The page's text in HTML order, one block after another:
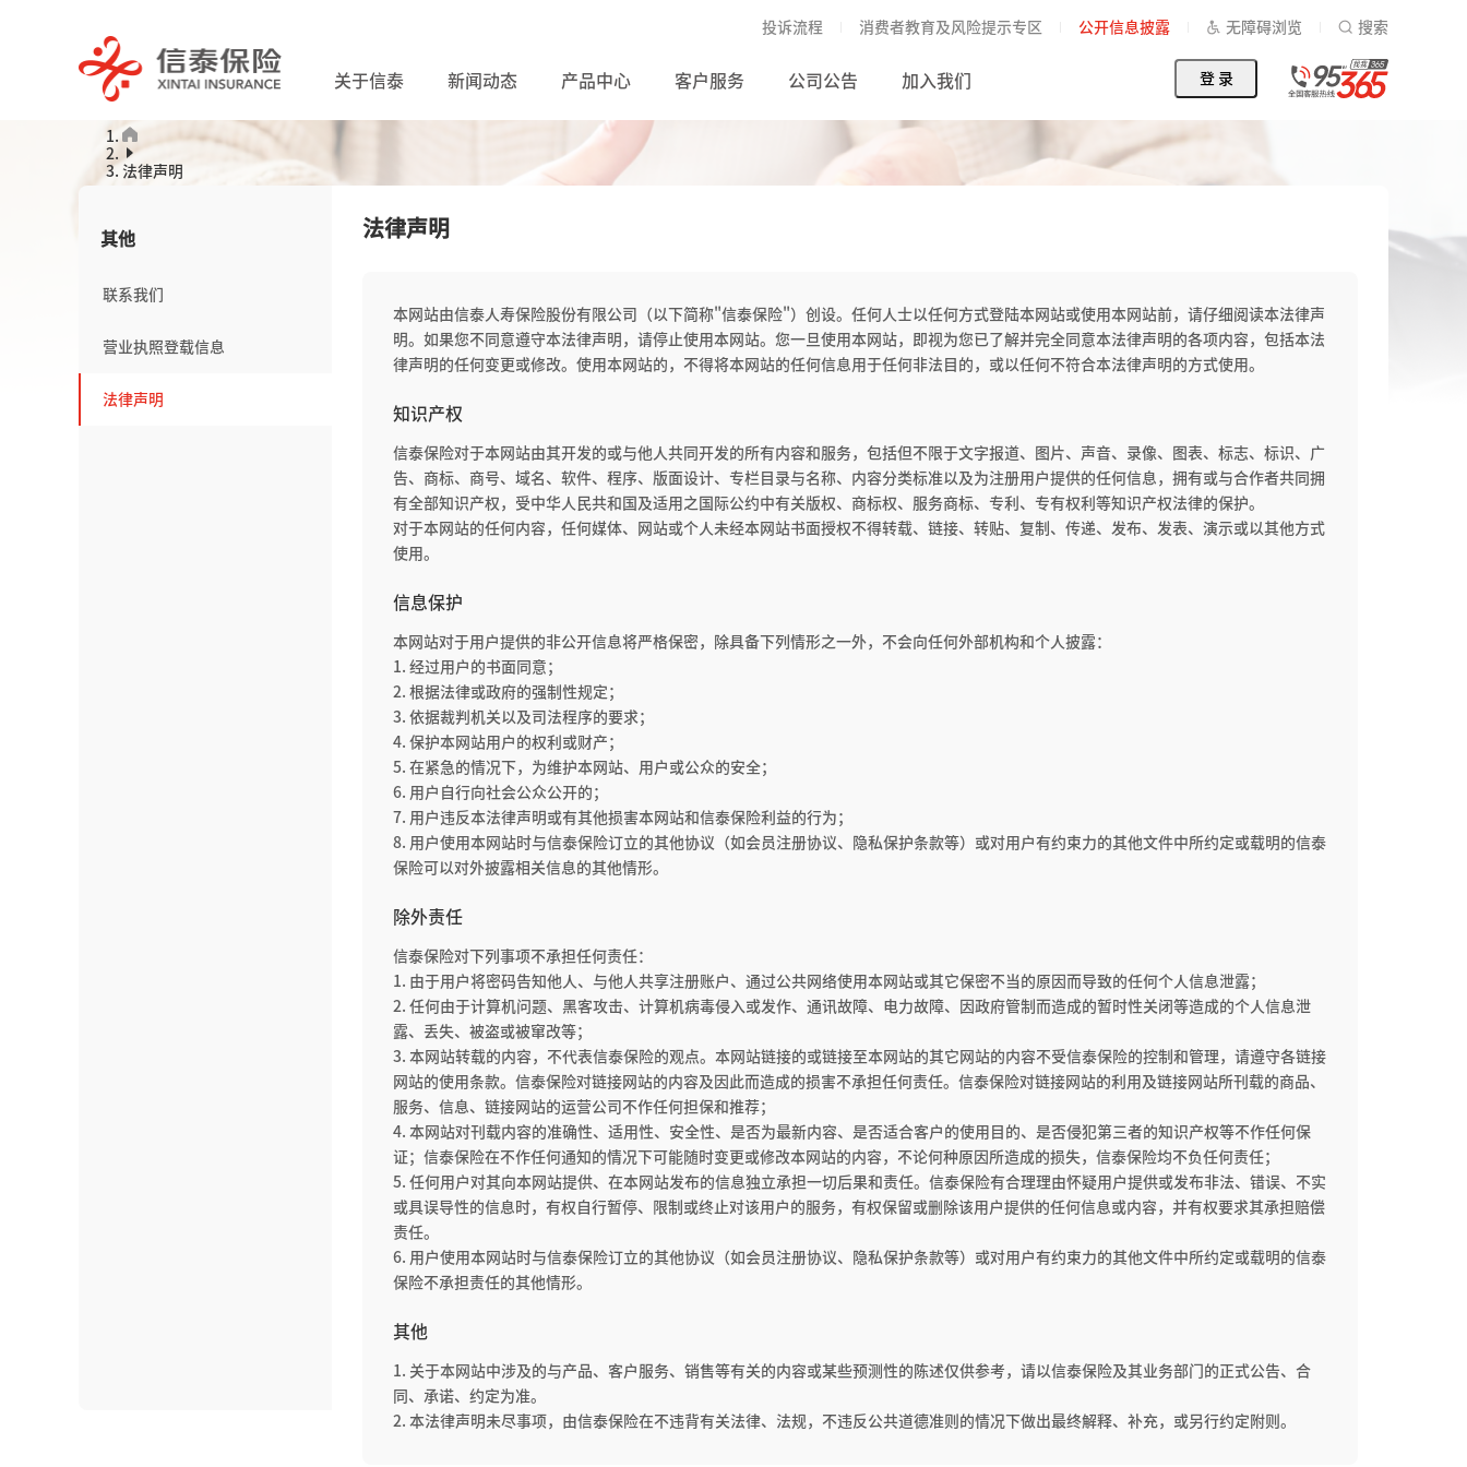
投诉流程 消费者教育及风险提示专区 公开信息披露 无障碍浏览 搜索
关于信泰 新闻动态 产品中心 客户服务 公司公告 加入我们 登 录
法律声明
其他
联系我们
营业执照登载信息
法律声明
法律声明
本网站由信泰人寿保险股份有限公司（以下简称"信泰保险"）创设。任何人士以任何方式登陆本网站或使用本网站前，请仔细阅读本法律声
明。如果您不同意遵守本法律声明，请停止使用本网站。您一旦使用本网站，即视为您已了解并完全同意本法律声明的各项内容，包括本法
律声明的任何变更或修改。使用本网站的，不得将本网站的任何信息用于任何非法目的，或以任何不符合本法律声明的方式使用。
知识产权
信泰保险对于本网站由其开发的或与他人共同开发的所有内容和服务，包括但不限于文字报道、图片、声音、录像、图表、标志、标识、广
告、商标、商号、域名、软件、程序、版面设计、专栏目录与名称、内容分类标准以及为注册用户提供的任何信息，拥有或与合作者共同拥
有全部知识产权，受中华人民共和国及适用之国际公约中有关版权、商标权、服务商标、专利、专有权利等知识产权法律的保护。
对于本网站的任何内容，任何媒体、网站或个人未经本网站书面授权不得转载、链接、转贴、复制、传递、发布、发表、演示或以其他方式
使用。
信息保护
本网站对于用户提供的非公开信息将严格保密，除具备下列情形之一外，不会向任何外部机构和个人披露：
1. 经过用户的书面同意；
2. 根据法律或政府的强制性规定；
3. 依据裁判机关以及司法程序的要求；
4. 保护本网站用户的权利或财产；
5. 在紧急的情况下，为维护本网站、用户或公众的安全；
6. 用户自行向社会公众公开的；
7. 用户违反本法律声明或有其他损害本网站和信泰保险利益的行为；
8. 用户使用本网站时与信泰保险订立的其他协议（如会员注册协议、隐私保护条款等）或对用户有约束力的其他文件中所约定或载明的信泰
保险可以对外披露相关信息的其他情形。
除外责任
信泰保险对下列事项不承担任何责任：
1. 由于用户将密码告知他人、与他人共享注册账户、通过公共网络使用本网站或其它保密不当的原因而导致的任何个人信息泄露；
2. 任何由于计算机问题、黑客攻击、计算机病毒侵入或发作、通讯故障、电力故障、因政府管制而造成的暂时性关闭等造成的个人信息泄
露、丢失、被盗或被窜改等；
3. 本网站转载的内容，不代表信泰保险的观点。本网站链接的或链接至本网站的其它网站的内容不受信泰保险的控制和管理，请遵守各链接
网站的使用条款。信泰保险对链接网站的内容及因此而造成的损害不承担任何责任。信泰保险对链接网站的利用及链接网站所刊载的商品、
服务、信息、链接网站的运营公司不作任何担保和推荐；
4. 本网站对刊载内容的准确性、适用性、安全性、是否为最新内容、是否适合客户的使用目的、是否侵犯第三者的知识产权等不作任何保
证；信泰保险在不作任何通知的情况下可能随时变更或修改本网站的内容，不论何种原因所造成的损失，信泰保险均不负任何责任；
5. 任何用户对其向本网站提供、在本网站发布的信息独立承担一切后果和责任。信泰保险有合理理由怀疑用户提供或发布非法、错误、不实
或具误导性的信息时，有权自行暂停、限制或终止对该用户的服务，有权保留或删除该用户提供的任何信息或内容，并有权要求其承担赔偿
责任。
6. 用户使用本网站时与信泰保险订立的其他协议（如会员注册协议、隐私保护条款等）或对用户有约束力的其他文件中所约定或载明的信泰
保险不承担责任的其他情形。
其他
1. 关于本网站中涉及的与产品、客户服务、销售等有关的内容或某些预测性的陈述仅供参考，请以信泰保险及其业务部门的正式公告、合
同、承诺、约定为准。
2. 本法律声明未尽事项，由信泰保险在不违背有关法律、法规，不违反公共道德准则的情况下做出最终解释、补充，或另行约定附则。